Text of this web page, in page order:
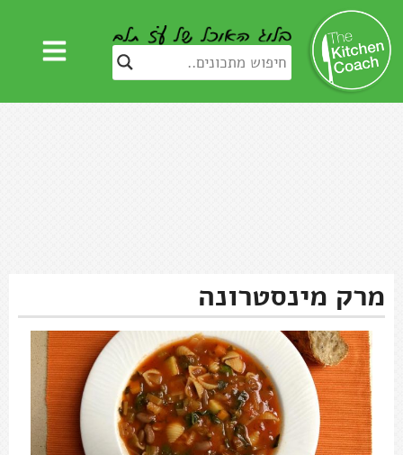
מרק מינסטרונה